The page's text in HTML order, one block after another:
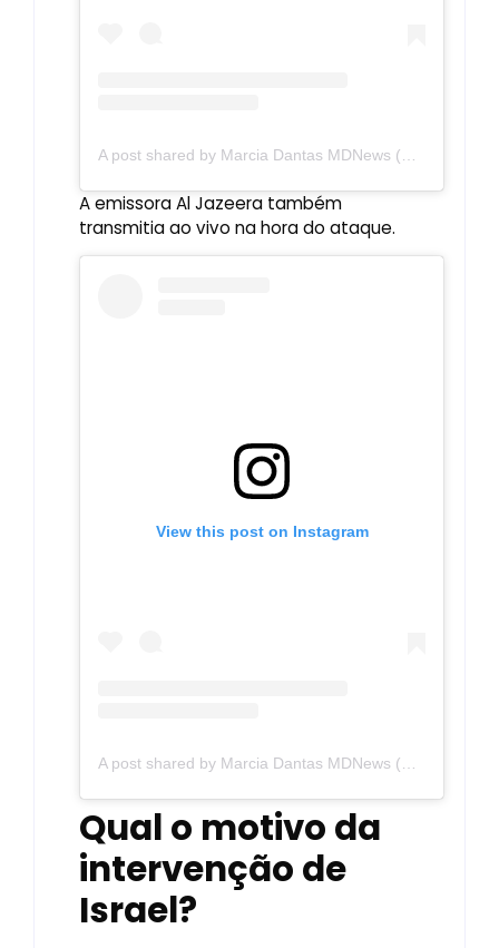
A emissora Al Jazeera também
transmitia ao vivo na hora do ataque.
View this post on Instagram
Qual o motivo da
intervenção de
Israel?